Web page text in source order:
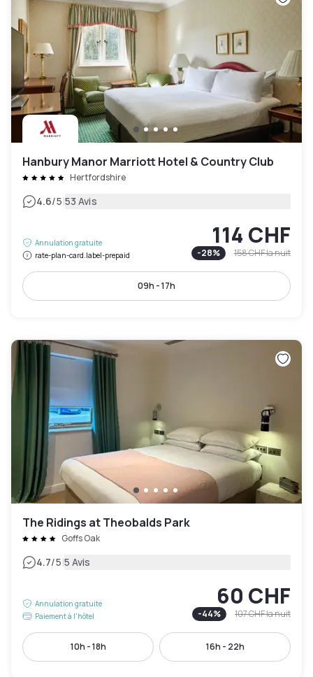
Hanbury Manor Marriott Hotel & Country Club
Hertfordshire
4.6/5|53 Avis
Annulation gratuite
rate-plan-card.label-prepaid
114 CHF
-28% 158 CHFla nuit
09h - 17h
The Ridings at Theobalds Park
Goffs Oak
4.7/5|5 Avis
Annulation gratuite
Paiement à l'hôtel
60 CHF
-44% 107 CHFla nuit
10h - 18h 16h - 22h